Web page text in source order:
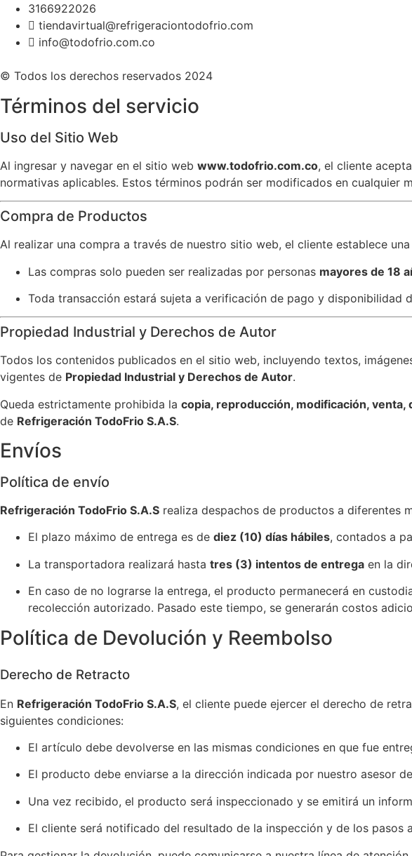
3166922026
tiendavirtual@refrigeraciontodofrio.com
info@todofrio.com.co
© Todos los derechos reservados 2024
Términos del servicio
Uso del Sitio Web
Al ingresar y navegar en el sitio web www.todofrio.com.co, el cliente
normativas aplicables. Estos términos podrán ser modificados en cualquier
Compra de Productos
Al realizar una compra a través de nuestro sitio web, el cliente establece
Las compras solo pueden ser realizadas por personas mayores de 18
Toda transacción estará sujeta a verificación de pago y disponibilidad
Propiedad Industrial y Derechos de Autor
Todos los contenidos publicados en el sitio web, incluyendo textos,
vigentes de Propiedad Industrial y Derechos de Autor.
Queda estrictamente prohibida la copia, reproducción, modificación,
de Refrigeración TodoFrio S.A.S.
Envíos
Política de envío
Refrigeración TodoFrio S.A.S realiza despachos de productos a diferentes
El plazo máximo de entrega es de diez (10) días hábiles, contados a
La transportadora realizará hasta tres (3) intentos de entrega en la
En caso de no lograrse la entrega, el producto permanecerá en
recolección autorizado. Pasado este tiempo, se generarán costos
Política de Devolución y Reembolso
Derecho de Retracto
En Refrigeración TodoFrio S.A.S, el cliente puede ejercer el derecho de
siguientes condiciones:
El artículo debe devolverse en las mismas condiciones en que fue
El producto debe enviarse a la dirección indicada por nuestro asesor
Una vez recibido, el producto será inspeccionado y se emitirá un
El cliente será notificado del resultado de la inspección y de los pasos